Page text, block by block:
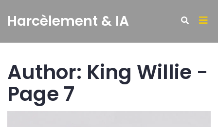
Harcèlement & IA
Author: King Willie -
Page 7